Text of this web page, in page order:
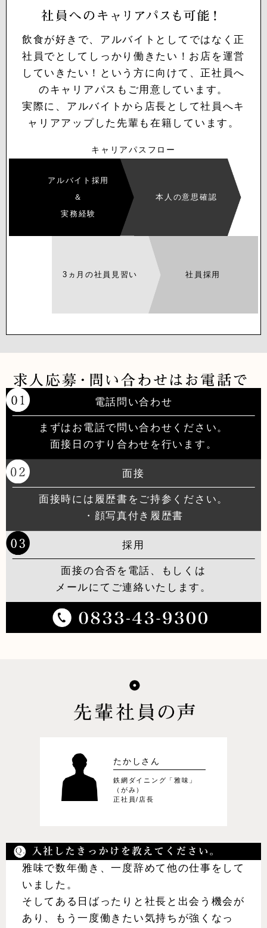
飲食が好きで、アルバイトとしてではなく正
社員でとしてしっかり働きたい！お店を運営
していきたい！という方に向けて、正社員へ
のキャリアパスもご用意しています。
実際に、アルバイトから店長として社員へキ
ャリアアップした先輩も在籍しています。
キャリアパスフロー
アルバイト採用
＆
実務経験
本人の意思確認
3ヵ月の社員見習い 社員採用
電話問い合わせ
まずはお電話で問い合わせください。
面接日のすり合わせを行います。
面接
面接時には履歴書をご持参ください。
・顔写真付き履歴書
採用
面接の合否を電話、もしくは
メールにてご連絡いたします。
たかしさん
鉄網ダイニング「雅味」
（がみ）
正社員/店長
雅味で数年働き、一度辞めて他の仕事をして
いました。
そしてある日ばったりと社長と出会う機会が
あり、もう一度働きたい気持ちが強くなっ